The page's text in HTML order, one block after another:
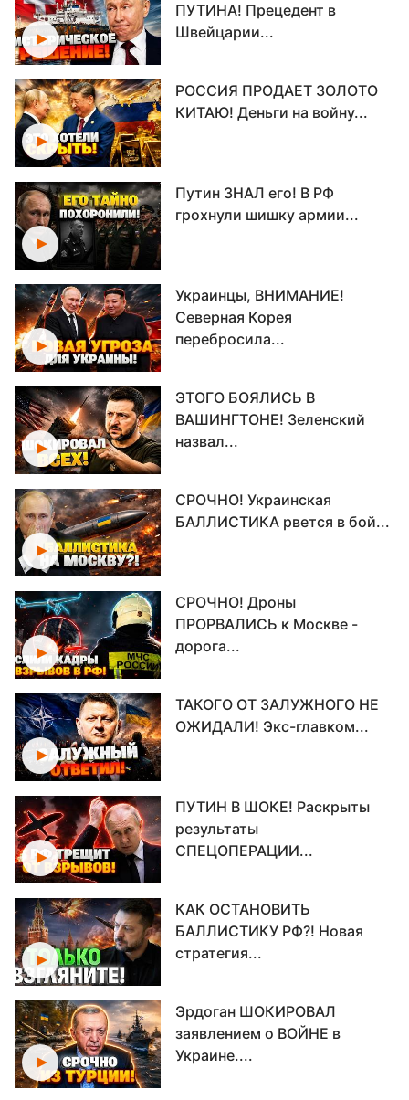
ПУТИНА! Прецедент в
Швейцарии...
РОССИЯ ПРОДАЕТ ЗОЛОТО
КИТАЮ! Деньги на войну...
Путин ЗНАЛ его! В РФ
грохнули шишку армии...
Украинцы, ВНИМАНИЕ!
Северная Корея
перебросила...
ЭТОГО БОЯЛИСЬ В
ВАШИНГТОНЕ! Зеленский
назвал...
СРОЧНО! Украинская
БАЛЛИСТИКА рвется в бой...
СРОЧНО! Дроны
ПРОРВАЛИСЬ к Москве -
дорога...
ТАКОГО ОТ ЗАЛУЖНОГО НЕ
ОЖИДАЛИ! Экс-главком...
ПУТИН В ШОКЕ! Раскрыты
результаты
СПЕЦОПЕРАЦИИ...
КАК ОСТАНОВИТЬ
БАЛЛИСТИКУ РФ?! Новая
стратегия...
Эрдоган ШОКИРОВАЛ
заявлением о ВОЙНЕ в
Украине....